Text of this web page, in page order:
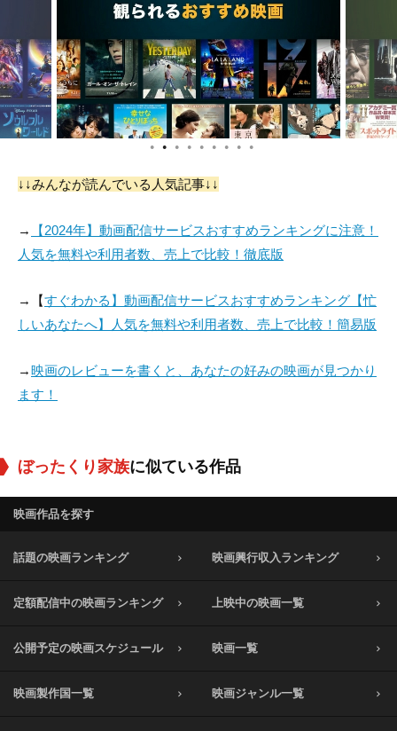
● ● ● ● ● ● ● ● ●
↓↓みんなが読んでいる人気記事↓↓
→
【2024年】動画配信サービスおすすめランキングに注意！
人気を無料や利用者数、売上で比較！徹底版
→【すぐわかる】動画配信サービスおすすめランキング【忙
しいあなたへ】人気を無料や利用者数、売上で比較！簡易版
→映画のレビューを書くと、あなたの好みの映画が見つかり
ます！
ぼったくり家族に似ている作品
映画作品を探す
話題の映画ランキング 映画興行収入ランキング
定額配信中の映画ランキング 上映中の映画一覧
公開予定の映画スケジュール 映画一覧
映画製作国一覧 映画ジャンル一覧